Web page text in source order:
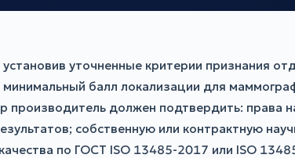
уточненные критерии признания
балл локализации для
производитель должен подтвердить: права
собственную или контрактную
по ГОСТ ISO 13485-2017 или ISO